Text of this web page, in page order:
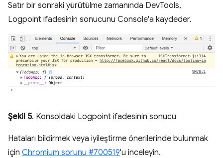
Satır bir sonraki yürütülme zamanında DevTools,
Logpoint ifadesinin sonucunu Console'a kaydeder.
Şekil 5. Konsoldaki Logpoint ifadesinin sonucu
Hataları bildirmek veya iyileştirme önerilerinde bulunmak
için Chromium sorunu #700519'u inceleyin.